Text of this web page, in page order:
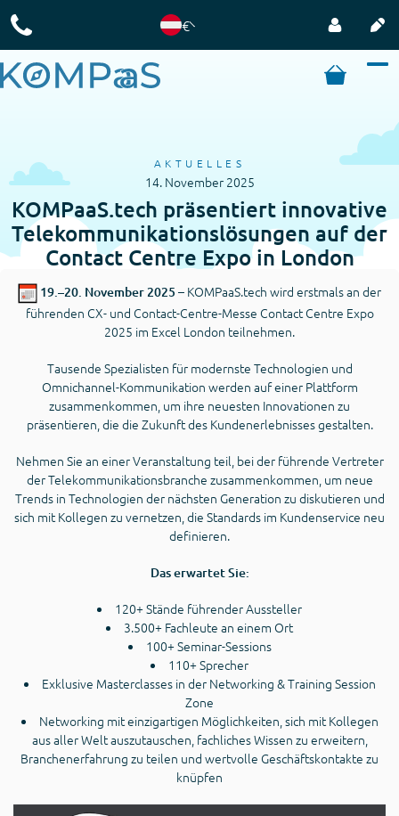
€
AKTUELLES
14. November 2025
KOMPaaS.tech präsentiert innovative
Telekommunikationslösungen auf der
Contact Centre Expo in London
19.–20. November 2025 – KOMPaaS.tech wird erstmals an der
führenden CX- und Contact-Centre-Messe Contact Centre Expo
2025 im Excel London teilnehmen.
Tausende Spezialisten für modernste Technologien und
Omnichannel-Kommunikation werden auf einer Plattform
zusammenkommen, um ihre neuesten Innovationen zu
präsentieren, die die Zukunft des Kundenerlebnisses gestalten.
Nehmen Sie an einer Veranstaltung teil, bei der führende Vertreter
der Telekommunikationsbranche zusammenkommen, um neue
Trends in Technologien der nächsten Generation zu diskutieren und
sich mit Kollegen zu vernetzen, die Standards im Kundenservice neu
definieren.
Das erwartet Sie:
120+ Stände führender Aussteller
3.500+ Fachleute an einem Ort
100+ Seminar-Sessions
110+ Sprecher
Exklusive Masterclasses in der Networking & Training Session
Zone
Networking mit einzigartigen Möglichkeiten, sich mit Kollegen
aus aller Welt auszutauschen, fachliches Wissen zu erweitern,
Branchenerfahrung zu teilen und wertvolle Geschäftskontakte zu
knüpfen